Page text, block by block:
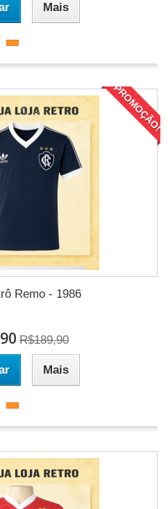
Mais
PROMOÇÃO!
Remo - 1986
R$189,90
Mais